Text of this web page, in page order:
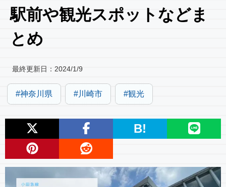
駅前や観光スポットなどま
とめ
最終更新日： 2024/1/9
神奈川県 川崎市 観光
B!